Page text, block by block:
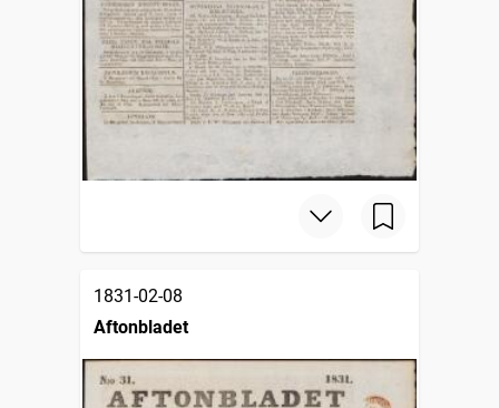
1831-02-08
Aftonbladet